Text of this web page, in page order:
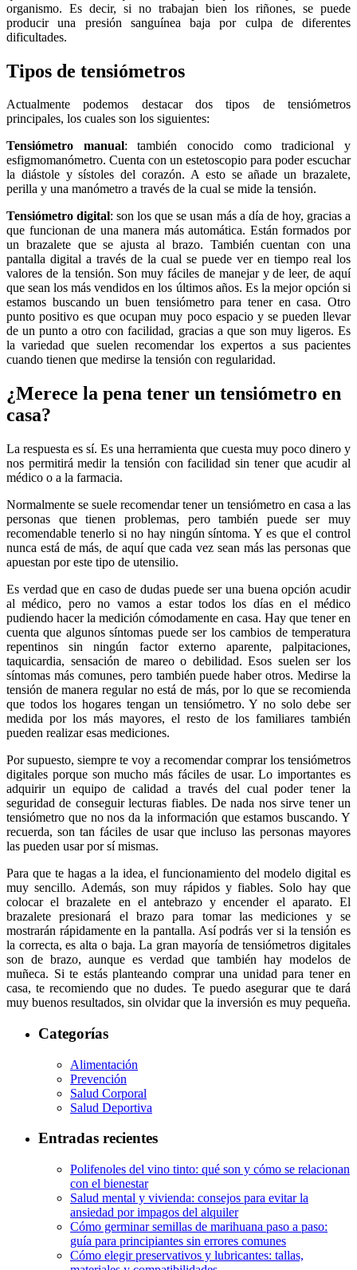
organismo. Es decir, si no trabajan bien los riñones, se puede
producir una presión sanguínea baja por culpa de diferentes
dificultades.
Tipos de tensiómetros
Actualmente podemos destacar dos tipos de tensiómetros
principales, los cuales son los siguientes:
Tensiómetro manual: también conocido como tradicional y
esfigmomanómetro. Cuenta con un estetoscopio para poder escuchar
la diástole y sístoles del corazón. A esto se añade un brazalete,
perilla y una manómetro a través de la cual se mide la tensión.
Tensiómetro digital: son los que se usan más a día de hoy, gracias a
que funcionan de una manera más automática. Están formados por
un brazalete que se ajusta al brazo. También cuentan con una
pantalla digital a través de la cual se puede ver en tiempo real los
valores de la tensión. Son muy fáciles de manejar y de leer, de aquí
que sean los más vendidos en los últimos años. Es la mejor opción si
estamos buscando un buen tensiómetro para tener en casa. Otro
punto positivo es que ocupan muy poco espacio y se pueden llevar
de un punto a otro con facilidad, gracias a que son muy ligeros. Es
la variedad que suelen recomendar los expertos a sus pacientes
cuando tienen que medirse la tensión con regularidad.
¿Merece la pena tener un tensiómetro en
casa?
La respuesta es sí. Es una herramienta que cuesta muy poco dinero y
nos permitirá medir la tensión con facilidad sin tener que acudir al
médico o a la farmacia.
Normalmente se suele recomendar tener un tensiómetro en casa a las
personas que tienen problemas, pero también puede ser muy
recomendable tenerlo si no hay ningún síntoma. Y es que el control
nunca está de más, de aquí que cada vez sean más las personas que
apuestan por este tipo de utensilio.
Es verdad que en caso de dudas puede ser una buena opción acudir
al médico, pero no vamos a estar todos los días en el médico
pudiendo hacer la medición cómodamente en casa. Hay que tener en
cuenta que algunos síntomas puede ser los cambios de temperatura
repentinos sin ningún factor externo aparente, palpitaciones,
taquicardia, sensación de mareo o debilidad. Esos suelen ser los
síntomas más comunes, pero también puede haber otros. Medirse la
tensión de manera regular no está de más, por lo que se recomienda
que todos los hogares tengan un tensiómetro. Y no solo debe ser
medida por los más mayores, el resto de los familiares también
pueden realizar esas mediciones.
Por supuesto, siempre te voy a recomendar comprar los tensiómetros
digitales porque son mucho más fáciles de usar. Lo importantes es
adquirir un equipo de calidad a través del cual poder tener la
seguridad de conseguir lecturas fiables. De nada nos sirve tener un
tensiómetro que no nos da la información que estamos buscando. Y
recuerda, son tan fáciles de usar que incluso las personas mayores
las pueden usar por sí mismas.
Para que te hagas a la idea, el funcionamiento del modelo digital es
muy sencillo. Además, son muy rápidos y fiables. Solo hay que
colocar el brazalete en el antebrazo y encender el aparato. El
brazalete presionará el brazo para tomar las mediciones y se
mostrarán rápidamente en la pantalla. Así podrás ver si la tensión es
la correcta, es alta o baja. La gran mayoría de tensiómetros digitales
son de brazo, aunque es verdad que también hay modelos de
muñeca. Si te estás planteando comprar una unidad para tener en
casa, te recomiendo que no dudes. Te puedo asegurar que te dará
muy buenos resultados, sin olvidar que la inversión es muy pequeña.
Categorías
Alimentación
Prevención
Salud Corporal
Salud Deportiva
Entradas recientes
Polifenoles del vino tinto: qué son y cómo se relacionan
con el bienestar
Salud mental y vivienda: consejos para evitar la
ansiedad por impagos del alquiler
Cómo germinar semillas de marihuana paso a paso:
guía para principiantes sin errores comunes
Cómo elegir preservativos y lubricantes: tallas,